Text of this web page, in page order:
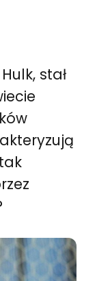
stał